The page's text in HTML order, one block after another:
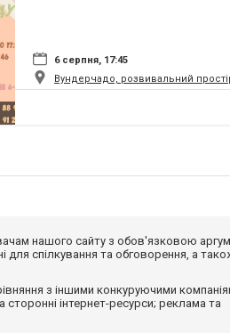
6 серпня, 17:45
Вундерчадо, розвивальний
нашого сайту з обов'язковою
для спілкування та обговорення, а
з іншими конкуруючими
сторонні інтернет-ресурси; реклама та